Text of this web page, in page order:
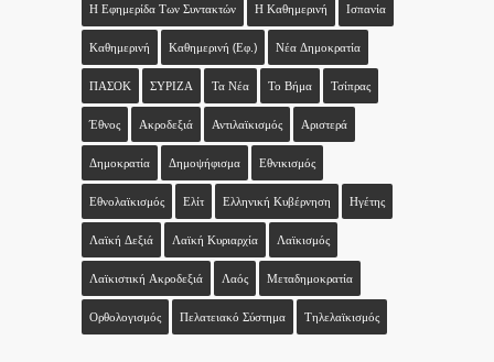
Η Εφημερίδα Των Συντακτών Η Καθημερινή Ισπανία
Καθημερινή Καθημερινή (εφ.) Νέα Δημοκρατία
ΠΑΣΟΚ ΣΥΡΙΖΑ Τα Νέα Το Βήμα Τσίπρας
Έθνος Ακροδεξιά Αντιλαϊκισμός Αριστερά
Δημοκρατία Δημοψήφισμα Εθνικισμός
Εθνολαϊκισμός Ελίτ Ελληνική Κυβέρνηση Ηγέτης
Λαϊκή Δεξιά Λαϊκή Κυριαρχία Λαϊκισμός
Λαϊκιστική Ακροδεξιά Λαός Μεταδημοκρατία
Ορθολογισμός Πελατειακό Σύστημα Τηλελαϊκισμός